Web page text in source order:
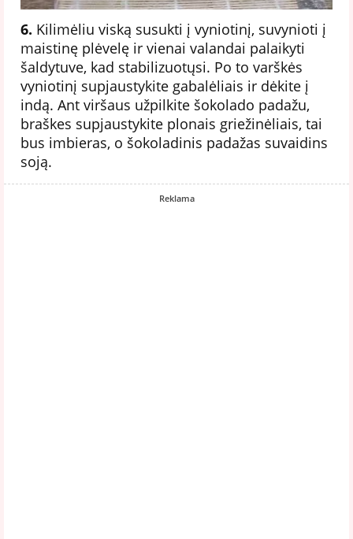
6. Kilimėliu viską susukti į vyniotinį, suvynioti į
maistinę plėvelę ir vienai valandai palaikyti
šaldytuve, kad stabilizuotųsi. Po to varškės
vyniotinį supjaustykite gabalėliais ir dėkite į
indą. Ant viršaus užpilkite šokolado padažu,
braškes supjaustykite plonais griežinėliais, tai
bus imbieras, o šokoladinis padažas suvaidins
soją.
Reklama